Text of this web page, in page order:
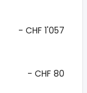
- CHF 1'057
- CHF 80